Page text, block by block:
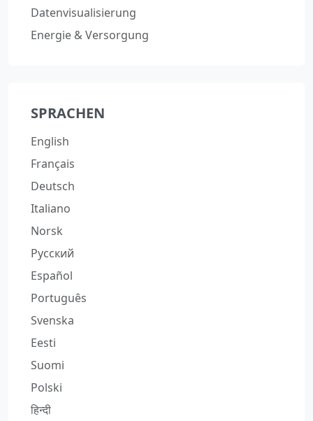
Datenvisualisierung
Energie & Versorgung
SPRACHEN
English
Français
Deutsch
Italiano
Norsk
Русский
Español
Português
Svenska
Eesti
Suomi
Polski
हिन्दी